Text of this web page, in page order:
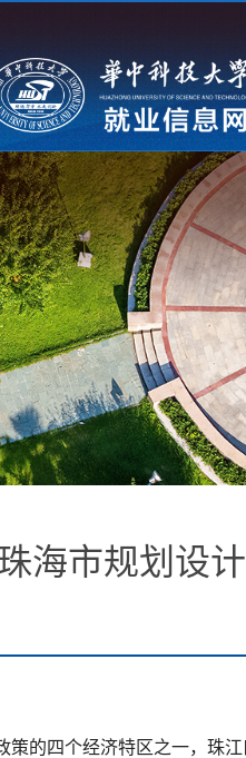
海市规划设
策的四个经济特区之一，珠